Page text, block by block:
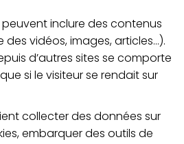
inclure des contenus
vidéos, images, articles…).
d’autres sites se comporte
si le visiteur se rendait sur
collecter des données sur
embarquer des outils de